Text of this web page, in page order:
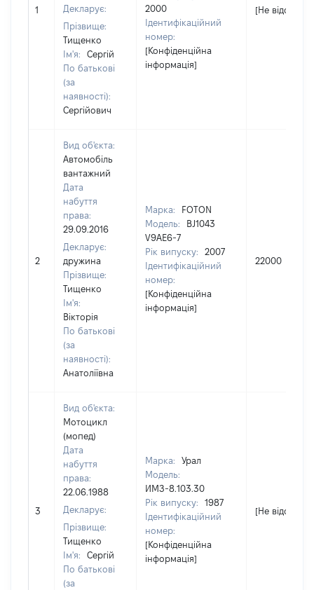
1
Декларує:
Прізвище:
Тищенко
Ім'я:
Сергій
По батькові
(за
наявності):
Сергійович
2000
Ідентифікаційний
номер:
[Конфіденційна
інформація]
[Не відомо]
2
Вид об'єкта:
Автомобіль
вантажний
Дата
набуття
права:
29.09.2016
Декларує:
дружина
Прізвище:
Тищенко
Ім'я:
Вікторія
По батькові
(за
наявності):
Анатоліївна
Марка:
FOTON
Модель:
BJ1043
V9AE6-7
Рік випуску:
2007
Ідентифікаційний
номер:
[Конфіденційна
інформація]
22000
3
Вид об'єкта:
Мотоцикл
(мопед)
Дата
набуття
права:
22.06.1988
Декларує:
Прізвище:
Тищенко
Ім'я:
Сергій
По батькові
(за
Марка:
Урал
Модель:
ИМЗ-8.103.30
Рік випуску:
1987
Ідентифікаційний
номер:
[Конфіденційна
інформація]
[Не відомо]